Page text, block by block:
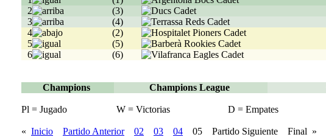
2
(3)
3
(4)
4
(2)
5
(5)
6
(6)
Champions Champions League
Pl = Jugado W = Victorias D = Empates
« Inicio Partido Anterior 02 03 04 05 Partido Siguiente Final »